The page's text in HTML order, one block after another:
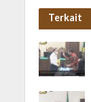
Terkait